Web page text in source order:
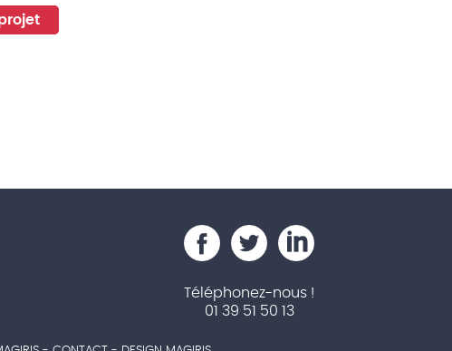
Téléphonez-nous !
01 39 51 50 13